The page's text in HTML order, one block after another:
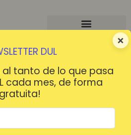
×
DUL
al tanto de lo que pasa
cada mes, de forma
gratuita!
¡HOLA!